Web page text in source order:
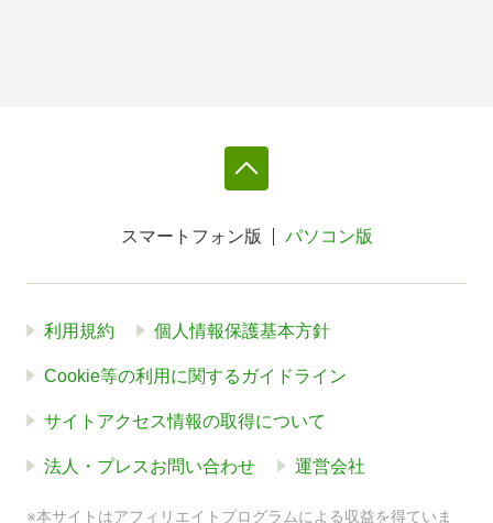
スマートフォン版 パソコン版
利用規約 個人情報保護基本方針
Cookie等の利用に関するガイドライン
サイトアクセス情報の取得について
法人・プレスお問い合わせ 運営会社
※本サイトはアフィリエイトプログラムによる収益を得ていま